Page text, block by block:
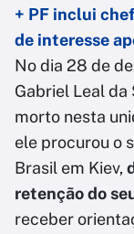
+ PF inclui
de interesse
No dia 28 de
Gabriel Leal da
morto nesta
ele procurou o
Brasil em Kiev,
retenção do
receber